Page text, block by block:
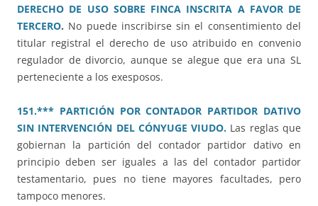
DERECHO DE USO SOBRE FINCA INSCRITA A FAVOR DE
TERCERO. No puede inscribirse sin el consentimiento del
titular registral el derecho de uso atribuido en convenio
regulador de divorcio, aunque se alegue que era una SL
perteneciente a los exesposos.
151.*** PARTICIÓN POR CONTADOR PARTIDOR DATIVO
SIN INTERVENCIÓN DEL CÓNYUGE VIUDO. Las reglas que
gobiernan la partición del contador partidor dativo en
principio deben ser iguales a las del contador partidor
testamentario, pues no tiene mayores facultades, pero
tampoco menores.